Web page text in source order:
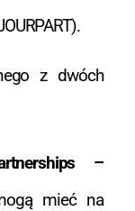
z dwóch
–
mieć na